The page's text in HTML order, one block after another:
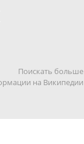
Поискать больше
на Википедии